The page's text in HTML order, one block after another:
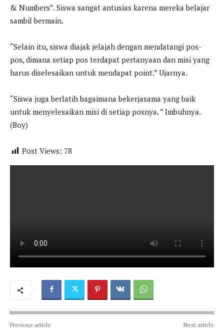
& Numbers”. Siswa sangat antusias karena mereka belajar
sambil bermain.
“Selain itu, siswa diajak jelajah dengan mendatangi pos-
pos, dimana setiap pos terdapat pertanyaan dan misi yang
harus diselesaikan untuk mendapat point.” Ujarnya.
“Siswa juga berlatih bagaimana bekerjasama yang baik
untuk menyelesaikan misi di setiap posnya. ” Imbuhnya.
(Boy)
Post Views: 78
Previous article Next article